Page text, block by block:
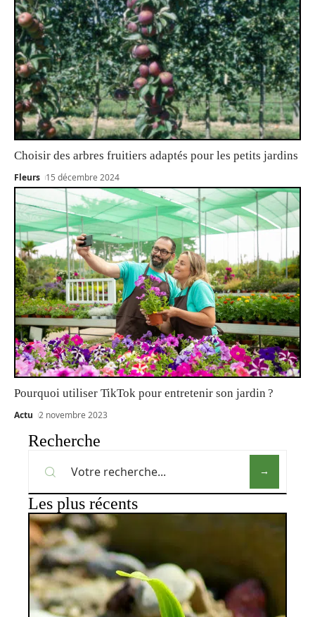
Choisir des arbres fruitiers adaptés pour les petits jardins
Fleurs 15 décembre 2024
Pourquoi utiliser TikTok pour entretenir son jardin ?
Actu 2 novembre 2023
Recherche
Les plus récents